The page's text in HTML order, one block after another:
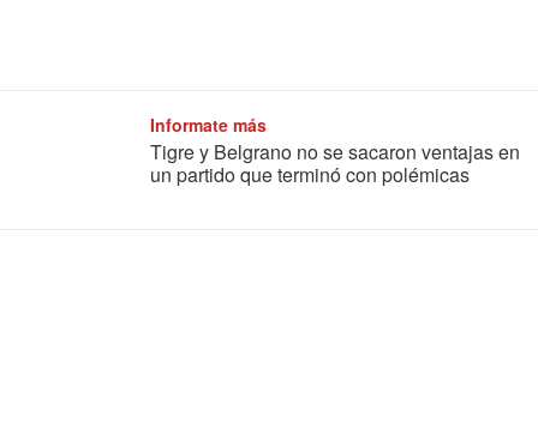
Informate más
Tigre y Belgrano no se sacaron ventajas en
un partido que terminó con polémicas